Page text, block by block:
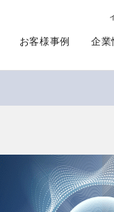
お客様事例 企業